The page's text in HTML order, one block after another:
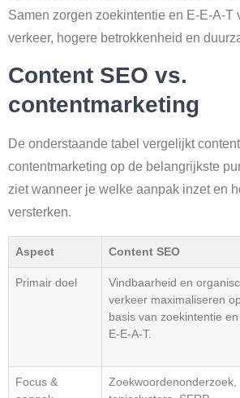
Samen zorgen zoekintentie en E-E-A-T
verkeer, hogere betrokkenheid en
Content SEO vs.
contentmarketing
De onderstaande tabel vergelijkt
contentmarketing op de belangrijkste
ziet wanneer je welke aanpak inzet en
versterken.
Aspect Content SEO
Primair doel
Vindbaarheid en
verkeer maximaliseren op
basis van zoekintentie en
E-E-A-T.
Focus &
Zoekwoordenonderzoek,